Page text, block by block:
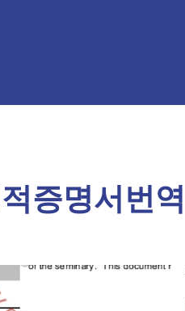
증명서번역